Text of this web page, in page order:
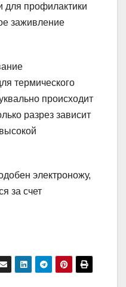
для профилактики
заживление
термического
происходит
разрез зависит
электроножу,
за счет